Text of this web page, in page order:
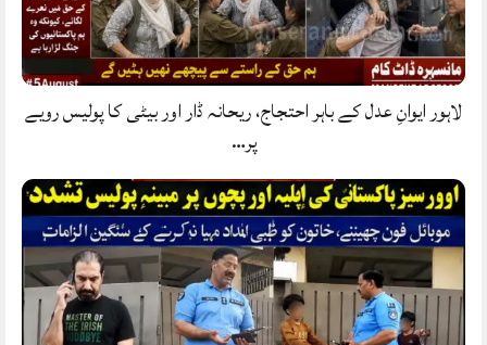
لاہور ایوانِ عدل کے باہر احتجاج، ریحانہ ڈار اور بیٹی کا پولیس رویے
پر…